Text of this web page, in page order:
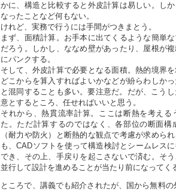
かに、構造と比較すると外皮計算は易しい。し
なったことなど何もない。
けれど、実務で行うには手間がつきまとう。
まず、面積計算。お手本に出てくるような簡単
だろう。しかし、ななめ壁があったり、屋根が
にパンクする。
そして、外皮計算で必要となる面積。熱的境界
どこからを算入すればよいかなどが紛らわしか
と混同することも多い。要注意だ。だが、こう
意とするところ、任せればいいと思う。
それから、熱貫流率計算。ここは断熱を考える
た。ただ計算するのではなく、各部位の断面構
（耐力や防火）と断熱的な観点で考慮が求めら
も、CADソフトを使って構造検討とシームレス
でき、その上、手戻りを起こさないで済む。そ
並行して設計を進めることが当たり前になってく
ところで、講義でも紹介されたが、国から無料